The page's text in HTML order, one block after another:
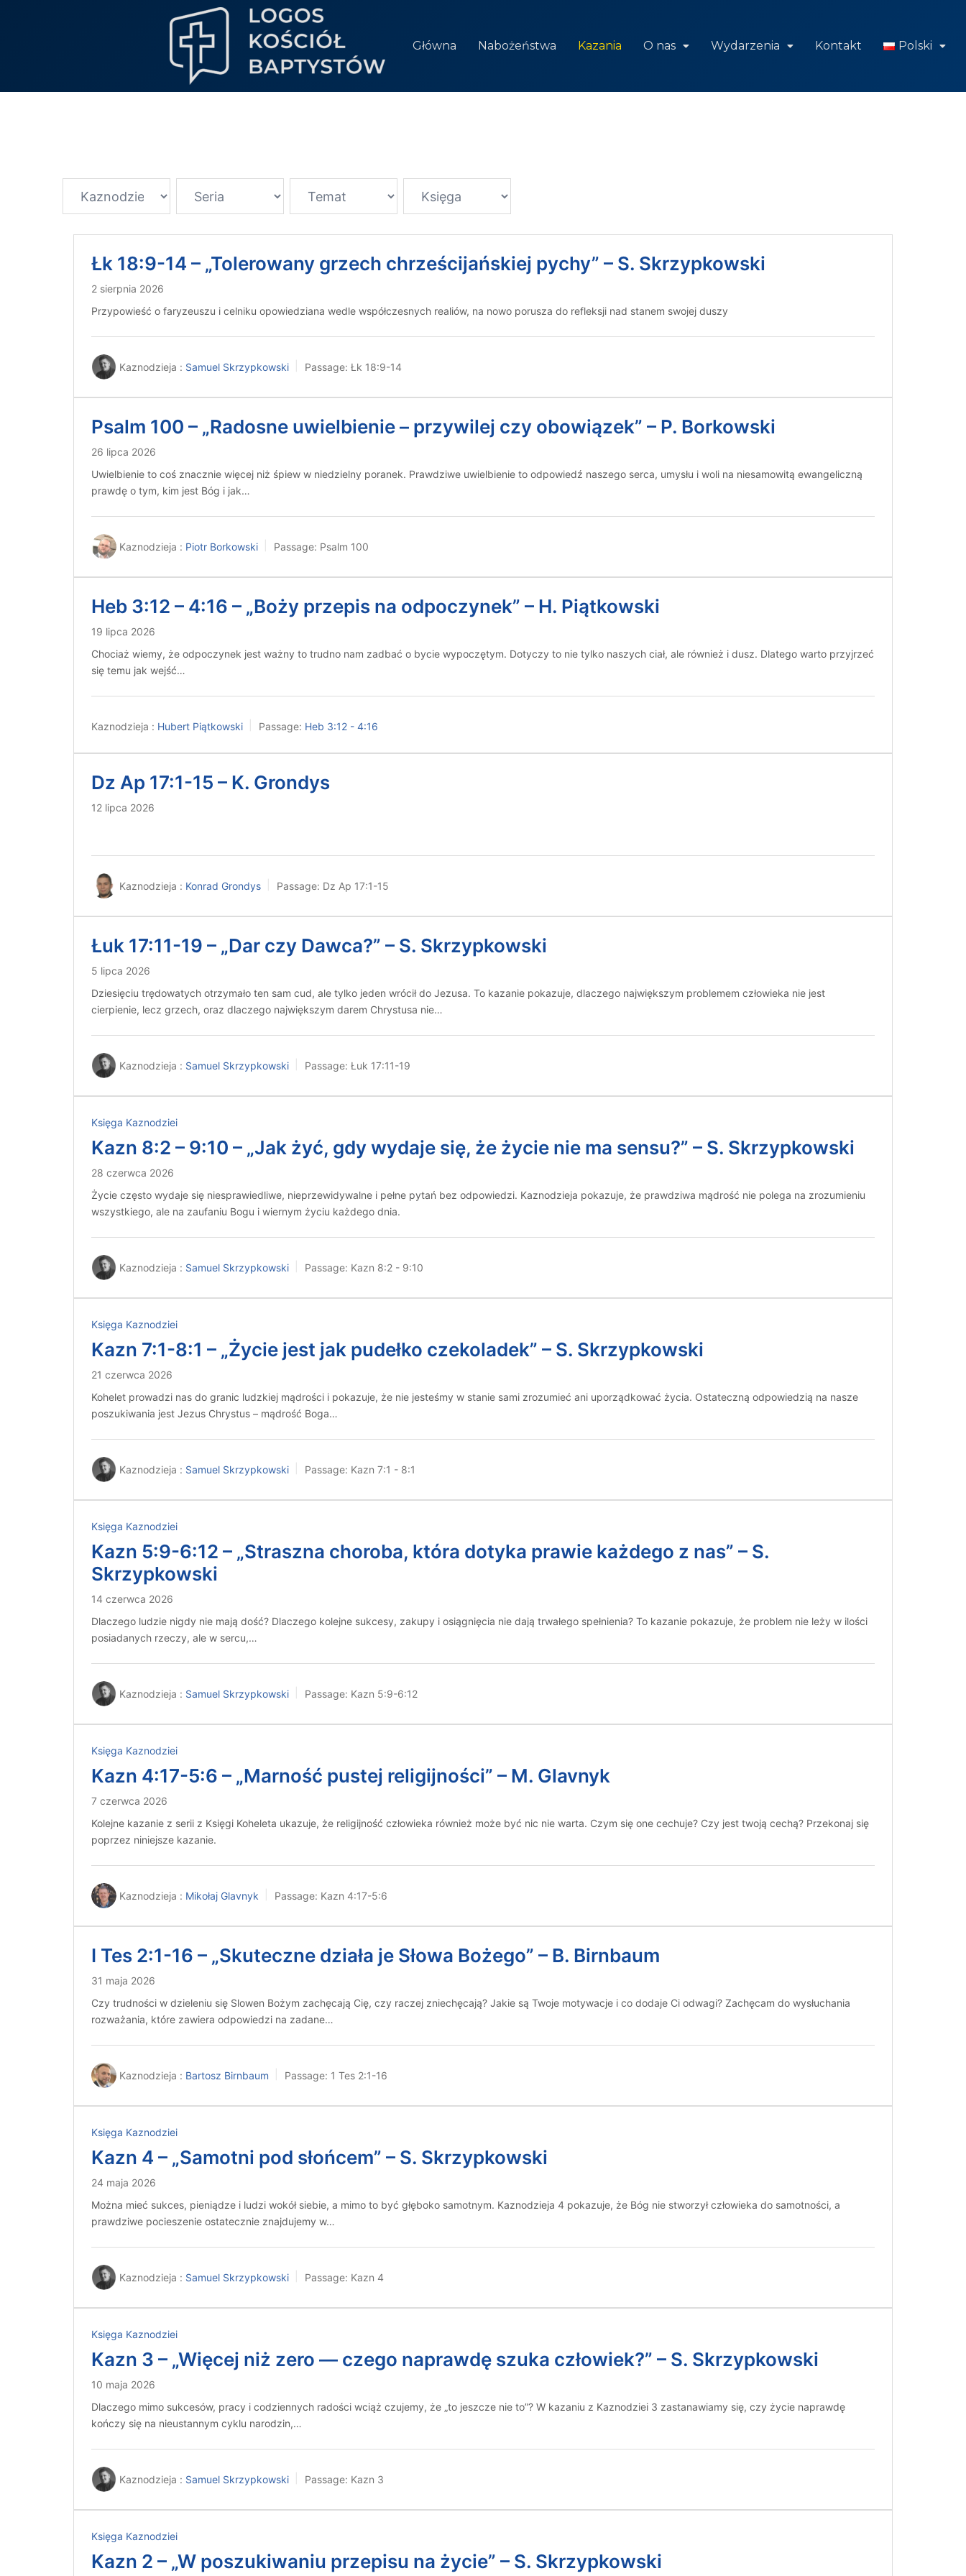
Główna Nabożeństwa Kazania O nas Wydarzenia Kontakt Polski
Łk 18:9-14 – „Tolerowany grzech chrześcijańskiej pychy” – S. Skrzypkowski
2 sierpnia 2026
Przypowieść o faryzeuszu i celniku opowiedziana wedle współczesnych realiów, na nowo porusza do refleksji nad stanem swojej duszy
Kaznodzieja : Samuel Skrzypkowski Passage: Łk 18:9-14
Psalm 100 – „Radosne uwielbienie – przywilej czy obowiązek” – P. Borkowski
26 lipca 2026
Uwielbienie to coś znacznie więcej niż śpiew w niedzielny poranek. Prawdziwe uwielbienie to odpowiedź naszego serca, umysłu i woli na niesamowitą ewangeliczną
prawdę o tym, kim jest Bóg i jak…
Kaznodzieja : Piotr Borkowski Passage: Psalm 100
Heb 3:12 – 4:16 – „Boży przepis na odpoczynek” – H. Piątkowski
19 lipca 2026
Chociaż wiemy, że odpoczynek jest ważny to trudno nam zadbać o bycie wypoczętym. Dotyczy to nie tylko naszych ciał, ale również i dusz. Dlatego warto przyjrzeć
się temu jak wejść…
Kaznodzieja : Hubert Piątkowski Passage: Heb 3:12 - 4:16
Dz Ap 17:1-15 – K. Grondys
12 lipca 2026
Kaznodzieja : Konrad Grondys Passage: Dz Ap 17:1-15
Łuk 17:11-19 – „Dar czy Dawca?” – S. Skrzypkowski
5 lipca 2026
Dziesięciu trędowatych otrzymało ten sam cud, ale tylko jeden wrócił do Jezusa. To kazanie pokazuje, dlaczego największym problemem człowieka nie jest
cierpienie, lecz grzech, oraz dlaczego największym darem Chrystusa nie…
Kaznodzieja : Samuel Skrzypkowski Passage: Łuk 17:11-19
Księga Kaznodziei
Kazn 8:2 – 9:10 – „Jak żyć, gdy wydaje się, że życie nie ma sensu?” – S. Skrzypkowski
28 czerwca 2026
Życie często wydaje się niesprawiedliwe, nieprzewidywalne i pełne pytań bez odpowiedzi. Kaznodzieja pokazuje, że prawdziwa mądrość nie polega na zrozumieniu
wszystkiego, ale na zaufaniu Bogu i wiernym życiu każdego dnia.
Kaznodzieja : Samuel Skrzypkowski Passage: Kazn 8:2 - 9:10
Księga Kaznodziei
Kazn 7:1-8:1 – „Życie jest jak pudełko czekoladek” – S. Skrzypkowski
21 czerwca 2026
Kohelet prowadzi nas do granic ludzkiej mądrości i pokazuje, że nie jesteśmy w stanie sami zrozumieć ani uporządkować życia. Ostateczną odpowiedzią na nasze
poszukiwania jest Jezus Chrystus – mądrość Boga…
Kaznodzieja : Samuel Skrzypkowski Passage: Kazn 7:1 - 8:1
Księga Kaznodziei
Kazn 5:9-6:12 – „Straszna choroba, która dotyka prawie każdego z nas” – S.
Skrzypkowski
14 czerwca 2026
Dlaczego ludzie nigdy nie mają dość? Dlaczego kolejne sukcesy, zakupy i osiągnięcia nie dają trwałego spełnienia? To kazanie pokazuje, że problem nie leży w ilości
posiadanych rzeczy, ale w sercu,…
Kaznodzieja : Samuel Skrzypkowski Passage: Kazn 5:9-6:12
Księga Kaznodziei
Kazn 4:17-5:6 – „Marność pustej religijności” – M. Glavnyk
7 czerwca 2026
Kolejne kazanie z serii z Księgi Koheleta ukazuje, że religijność człowieka również może być nic nie warta. Czym się one cechuje? Czy jest twoją cechą? Przekonaj się
poprzez niniejsze kazanie.
Kaznodzieja : Mikołaj Glavnyk Passage: Kazn 4:17-5:6
I Tes 2:1-16 – „Skuteczne działa je Słowa Bożego” – B. Birnbaum
31 maja 2026
Czy trudności w dzieleniu się Slowen Bożym zachęcają Cię, czy raczej zniechęcają? Jakie są Twoje motywacje i co dodaje Ci odwagi? Zachęcam do wysłuchania
rozważania, które zawiera odpowiedzi na zadane…
Kaznodzieja : Bartosz Birnbaum Passage: 1 Tes 2:1-16
Księga Kaznodziei
Kazn 4 – „Samotni pod słońcem” – S. Skrzypkowski
24 maja 2026
Można mieć sukces, pieniądze i ludzi wokół siebie, a mimo to być głęboko samotnym. Kaznodzieja 4 pokazuje, że Bóg nie stworzył człowieka do samotności, a
prawdziwe pocieszenie ostatecznie znajdujemy w…
Kaznodzieja : Samuel Skrzypkowski Passage: Kazn 4
Księga Kaznodziei
Kazn 3 – „Więcej niż zero — czego naprawdę szuka człowiek?” – S. Skrzypkowski
10 maja 2026
Dlaczego mimo sukcesów, pracy i codziennych radości wciąż czujemy, że „to jeszcze nie to”? W kazaniu z Kaznodziei 3 zastanawiamy się, czy życie naprawdę
kończy się na nieustannym cyklu narodzin,…
Kaznodzieja : Samuel Skrzypkowski Passage: Kazn 3
Księga Kaznodziei
Kazn 2 – „W poszukiwaniu przepisu na życie” – S. Skrzypkowski